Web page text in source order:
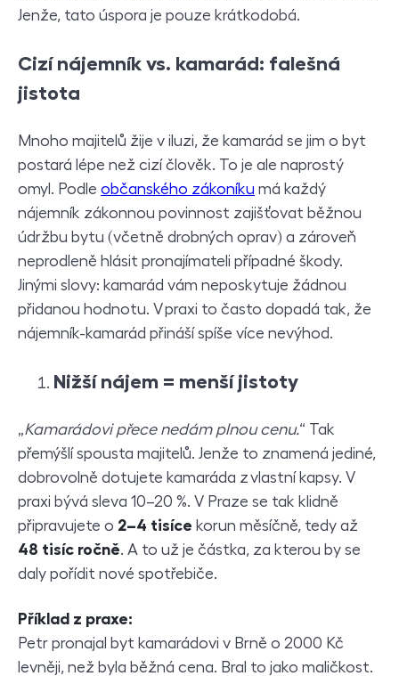
Jenže, tato úspora je pouze krátkodobá.
Cizí nájemník vs. kamarád: falešná
jistota
Mnoho majitelů žije v iluzi, že kamarád se jim o byt
postará lépe než cizí člověk. To je ale naprostý
omyl. Podle občanského zákoníku má každý
nájemník zákonnou povinnost zajišťovat běžnou
údržbu bytu (včetně drobných oprav) a zároveň
neprodleně hlásit pronajímateli případné škody.
Jinými slovy: kamarád vám neposkytuje žádnou
přidanou hodnotu. V praxi to často dopadá tak, že
nájemník-kamarád přináší spíše více nevýhod.
Nižší nájem = menší jistoty
„Kamarádovi přece nedám plnou cenu.“ Tak
přemýšlí spousta majitelů. Jenže to znamená jediné,
dobrovolně dotujete kamaráda z vlastní kapsy. V
praxi bývá sleva 10–20 %. V Praze se tak klidně
připravujete o 2–4 tisíce korun měsíčně, tedy až
48 tisíc ročně. A to už je částka, za kterou by se
daly pořídit nové spotřebiče.
Příklad z praxe:
Petr pronajal byt kamarádovi v Brně o 2000 Kč
levněji, než byla běžná cena. Bral to jako maličkost.